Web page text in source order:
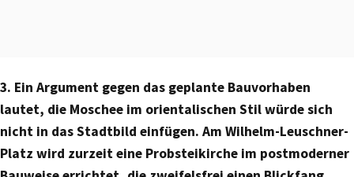
3. Ein Argument gegen das geplante Bauvorhaben
lautet, die Moschee im orientalischen Stil würde sich
nicht in das Stadtbild einfügen. Am Wilhelm-Leuschner-
Platz wird zurzeit eine Probsteikirche im postmoderner